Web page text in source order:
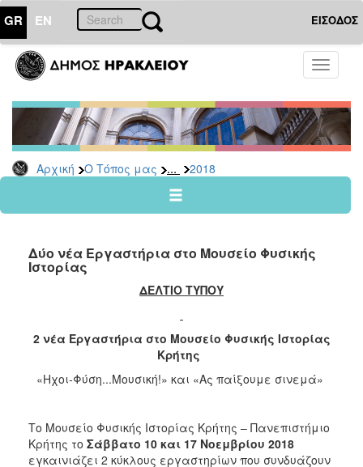
GR EN ΕΙΣΟΔΟΣ
Toggle
Αρχική Ο Τόπος μας ... 2018
ΤΟΠΟΣ
ΜΑΣ
Ανακοινώσεις
Αρχείο
2026
2024
2022
2019
2017
2015
2012
Δύο νέα Εργαστήρια στο Μουσείο Φυσικής
Ιστορίας
ΔΕΛΤΙΟ ΤΥΠΟΥ
2 νέα Εργαστήρια στο Μουσείο Φυσικής Ιστορίας
Κρήτης
«Ηχοι-Φύση...Μουσική!» και «Ας παίξουμε σινεμά»
Το Μουσείο Φυσικής Ιστορίας Κρήτης – Πανεπιστήμιο
Κρήτης το Σάββατο 10 και 17 Νοεμβρίου 2018
εγκαινιάζει 2 κύκλους εργαστηρίων που συνδυάζουν